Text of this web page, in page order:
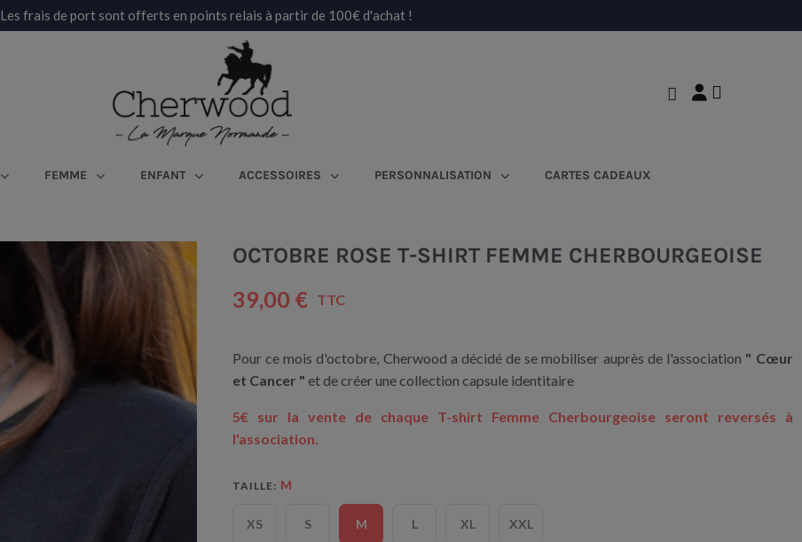
Les frais de port sont offerts en points relais à partir de 100€ d'achat !
FEMME ENFANT ACCESSOIRES PERSONNALISATION CARTES CADEAUX
OCTOBRE ROSE T-SHIRT FEMME CHERBOURGEOISE
39,00 € TTC
Pour ce mois d'octobre, Cherwood a décidé de se mobiliser auprès de l'association " Cœur
et Cancer " et de créer une collection capsule identitaire
5€ sur la vente de chaque T-shirt Femme Cherbourgeoise seront reversés à
l'association.
TAILLE M
XS S M L XL XXL